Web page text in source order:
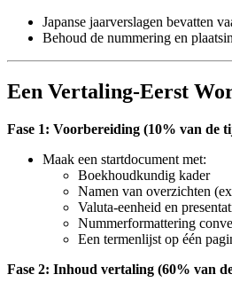
Japanse jaarverslagen bevatten
Behoud de nummering en
Een Vertaling-Eerst
Fase 1: Voorbereiding (10% van de
Maak een startdocument met:
Boekhoudkundig kader
Namen van overzichten
Valuta-eenheid en
Nummerformattering
Een termenlijst op één
Fase 2: Inhoud vertaling (60% van